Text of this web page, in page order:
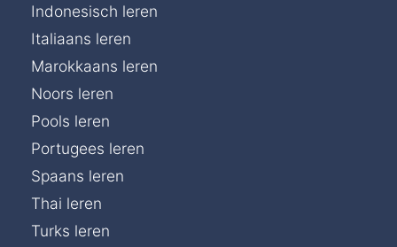
Indonesisch leren
Italiaans leren
Marokkaans leren
Noors leren
Pools leren
Portugees leren
Spaans leren
Thai leren
Turks leren